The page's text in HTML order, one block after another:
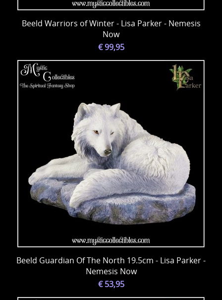
Beeld Warriors of Winter - Lisa Parker - Nemesis
Now
€ 99,95
Beeld Guardian Of The North 19.5cm - Lisa Parker -
Nemesis Now
€ 53,95